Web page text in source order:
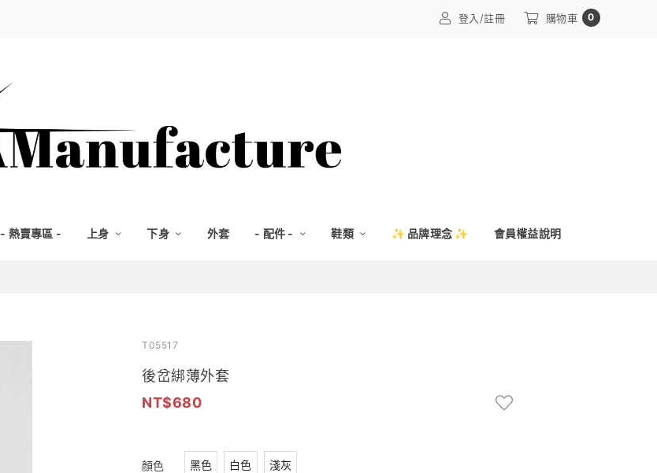
登入/註冊 購物車 0
- 熱賣專區 - 上身 下身 外套 - 配件 - 鞋類 ✨ 品牌理念 ✨ 會員權益說明
T05517
後岔綁薄外套
680
顏色 黑色 白色 淺灰